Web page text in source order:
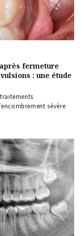
fermeture
: une étude
sévère